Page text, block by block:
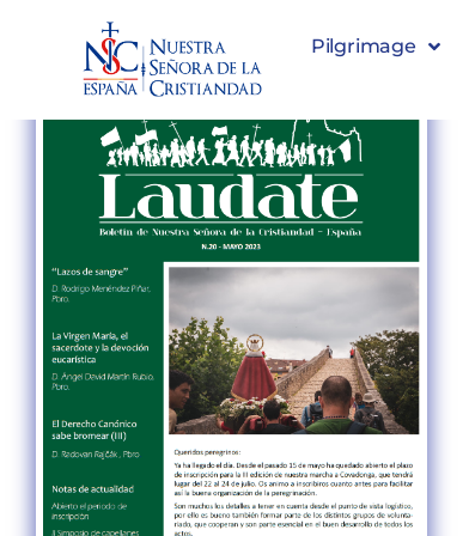
Pilgrimage